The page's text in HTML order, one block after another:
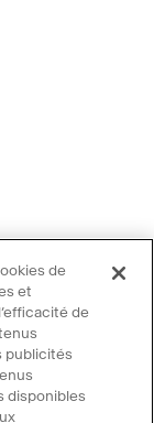
de
et
de
publicités
disponibles